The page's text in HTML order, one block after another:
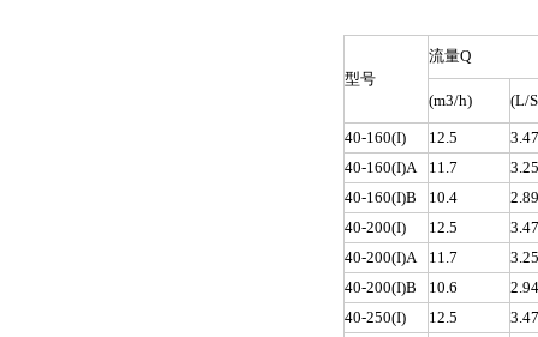
型号
流量Q
(m3/h) (L/
40-160(I) 12.5
40-160(I)A
11.7
40-160(I)B
10.4
40-200(I)
12.5
40-200(I)A
11.7
40-200(I)B
10.6
40-250(I)
12.5